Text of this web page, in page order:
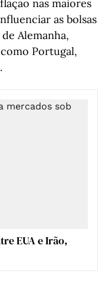
nas maiores
as bolsas
Alemanha,
Portugal,
EUA e Irão,